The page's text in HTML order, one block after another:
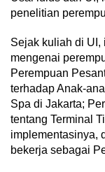
penelitian
Sejak kuliah di UI,
mengenai
Perempuan
terhadap Anak-
Spa di Jakarta;
tentang Terminal
implementasinya,
bekerja sebagai